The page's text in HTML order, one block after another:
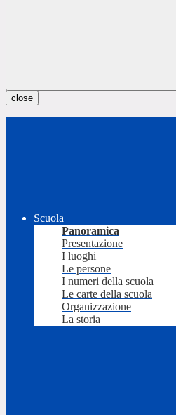
close
Scuola
Panoramica
Presentazione
I luoghi
Le persone
I numeri della scuola
Le carte della scuola
Organizzazione
La storia